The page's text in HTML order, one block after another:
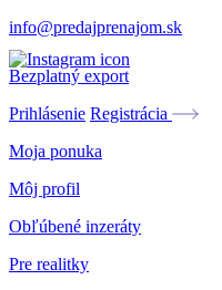
info@predajprenajom.sk
Bezplatný export
Prihlásenie Registrácia
Moja ponuka
Môj profil
Obľúbené inzeráty
Pre realitky